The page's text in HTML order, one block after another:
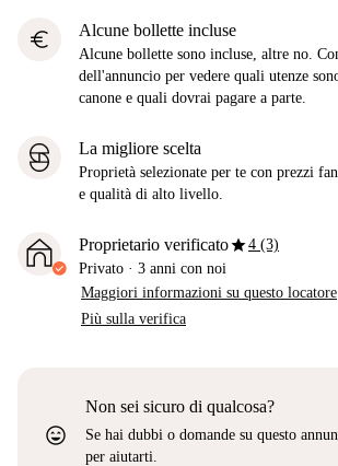
euro Alcune bollette incluse
Alcune bollette sono incluse, altre no.
dell'annuncio per vedere quali utenze
canone e quali dovrai pagare a parte.
La migliore scelta
Proprietà selezionate per te con prezzi
e qualità di alto livello.
Proprietario verificatostar4 (3)
Privato · 3 anni con noi
Maggiori informazioni su questo locatore
Più sulla verifica
sentiment_very_satisfied
Non sei sicuro di qualcosa?
Se hai dubbi o domande su questo
per aiutarti.